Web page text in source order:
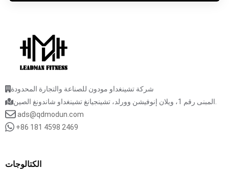
شركة تشينغداو مودون للصناعة والتجارة المحدودة
ads@qdmodun.com
+86 181 4598 2469
الكتالوجات